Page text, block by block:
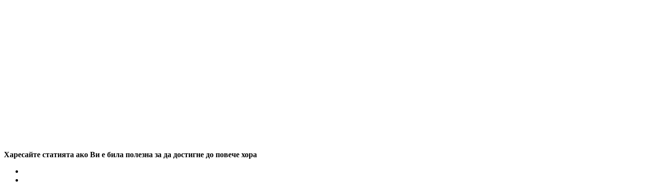
Харесайте статията ако Ви е била полезна за да достигне до повече хора